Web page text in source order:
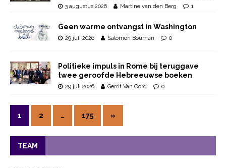
3 augustus 2026 Martine van den Berg 1
Geen warme ontvangst in Washington
29 juli 2026 Salomon Bouman 0
Politieke impuls in Rome bij teruggave
twee geroofde Hebreeuwse boeken
29 juli 2026 Gerrit Van Oord 0
1 2 … 175 »
TEAM